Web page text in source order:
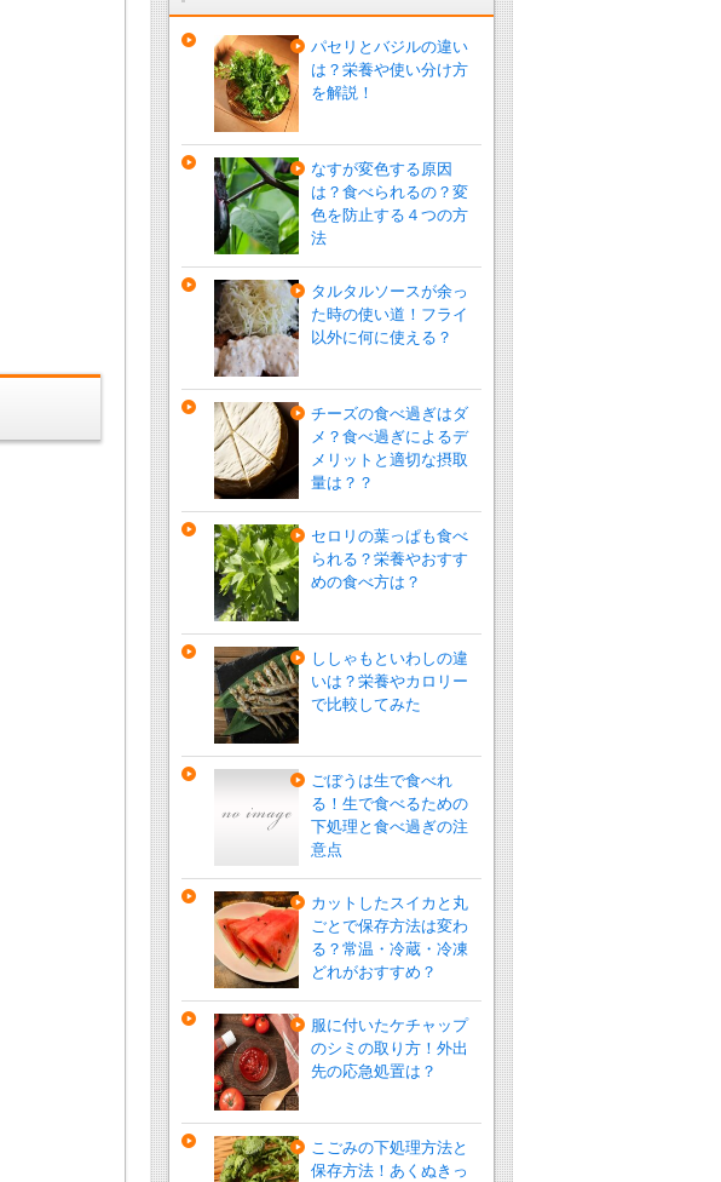
パセリとバジルの違い
は？栄養や使い分け方
を解説！
なすが変色する原因
は？食べられるの？変
色を防止する４つの方
法
タルタルソースが余っ
た時の使い道！フライ
以外に何に使える？
チーズの食べ過ぎはダ
メ？食べ過ぎによるデ
メリットと適切な摂取
量は？？
セロリの葉っぱも食べ
られる？栄養やおすす
めの食べ方は？
ししゃもといわしの違
いは？栄養やカロリー
で比較してみた
ごぼうは生で食べれ
る！生で食べるための
下処理と食べ過ぎの注
意点
カットしたスイカと丸
ごとで保存方法は変わ
る？常温・冷蔵・冷凍
どれがおすすめ？
服に付いたケチャップ
のシミの取り方！外出
先の応急処置は？
こごみの下処理方法と
保存方法！あくぬきっ